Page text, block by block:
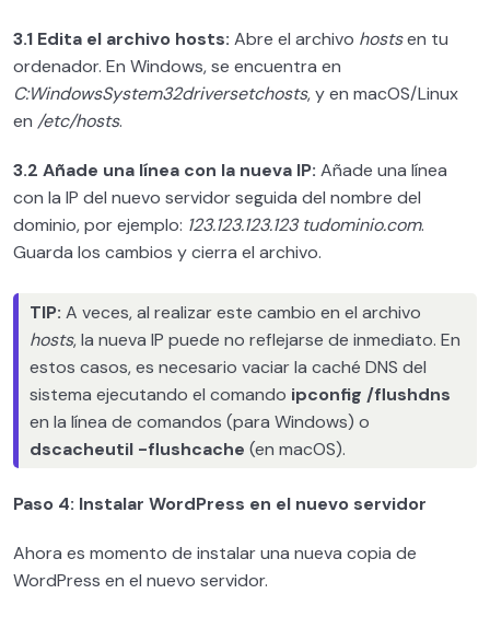
3.1 Edita el archivo hosts: Abre el archivo hostsen tu
ordenador. En Windows, se encuentra en
C:WindowsSystem32driversetchosts, y en macOS/Linux
en /etc/hosts.
3.2 Añade una línea con la nueva IP: Añade una línea
con la IP del nuevo servidor seguida del nombre del
dominio, por ejemplo: 123.123.123.123 tudominio.com.
Guarda los cambios y cierra el archivo.
TIP: A veces, al realizar este cambio en el archivo
hosts, la nueva IP puede no reflejarse de inmediato. En
estos casos, es necesario vaciar la caché DNS del
sistema ejecutando el comando ipconfig /flushdns
en la línea de comandos (para Windows) o
dscacheutil -flushcache (en macOS).
Paso 4: Instalar WordPress en el nuevo servidor
Ahora es momento de instalar una nueva copia de
WordPress en el nuevo servidor.